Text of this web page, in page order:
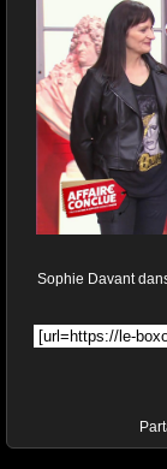
Sophie Davant